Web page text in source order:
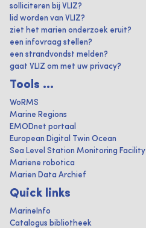
solliciteren bij VLIZ?
lid worden van VLIZ?
ziet het marien onderzoek eruit?
een infovraag stellen?
een strandvondst melden?
gaat VLIZ om met uw privacy?
Tools ...
WoRMS
Marine Regions
EMODnet portaal
European Digital Twin Ocean
Sea Level Station Monitoring Facility
Mariene robotica
Marien Data Archief
Quick links
MarineInfo
Catalogus bibliotheek